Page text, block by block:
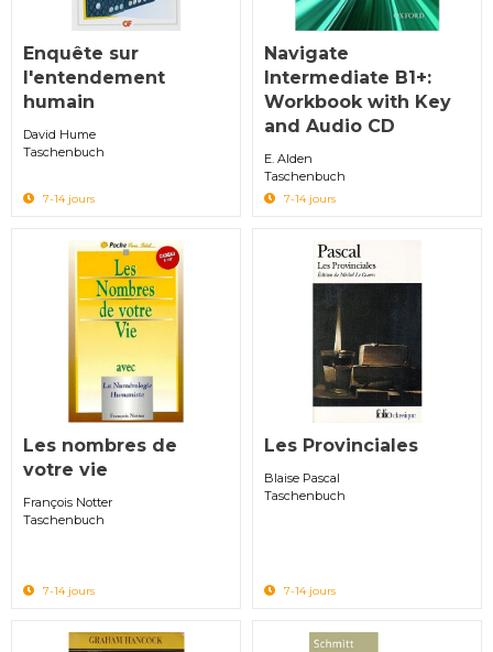
Enquête sur
l'entendement
humain
David Hume
Taschenbuch
7-14 jours
Navigate
Intermediate B1+:
Workbook with Key
and Audio CD
E. Alden
Taschenbuch
7-14 jours
Les nombres de
votre vie
François Notter
Taschenbuch
7-14 jours
Les Provinciales
Blaise Pascal
Taschenbuch
7-14 jours